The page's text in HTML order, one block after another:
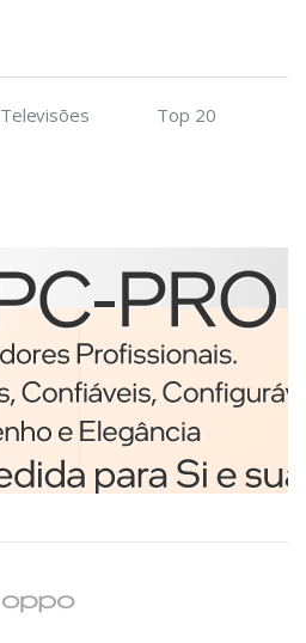
Televisões Top 20
Etiquetas
Brother BCS-1J074102-121
etiqueta para impressão
Branco
€98,75